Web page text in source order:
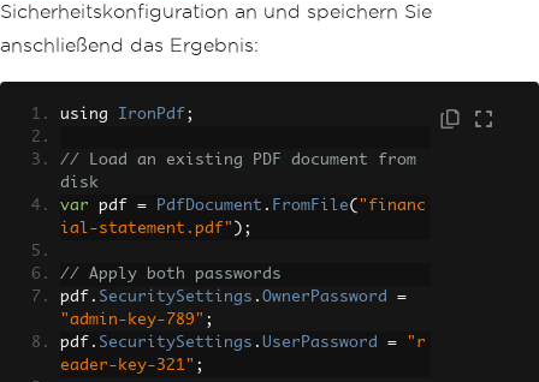
Sicherheitskonfiguration an und speichern Sie
anschließend das Ergebnis:
using IronPdf ;
// Load an existing PDF document from
disk
var pdf = PdfDocument . FromFile( "financ
ial-statement.pdf" );
// Apply both passwords
pdf . SecuritySettings . OwnerPassword
=
"admin-key-789" ;
pdf . SecuritySettings . UserPassword =
"r
eader-key-321" ;